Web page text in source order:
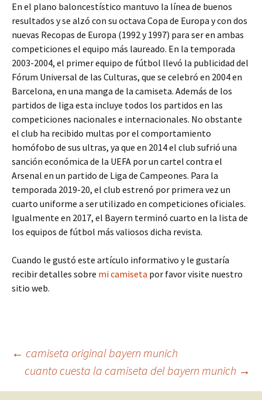
En el plano baloncestístico mantuvo la línea de buenos
resultados y se alzó con su octava Copa de Europa y con dos
nuevas Recopas de Europa (1992 y 1997) para ser en ambas
competiciones el equipo más laureado. En la temporada
2003-2004, el primer equipo de fútbol llevó la publicidad del
Fórum Universal de las Culturas, que se celebró en 2004 en
Barcelona, en una manga de la camiseta. Además de los
partidos de liga esta incluye todos los partidos en las
competiciones nacionales e internacionales. No obstante
el club ha recibido multas por el comportamiento
homófobo de sus ultras, ya que en 2014 el club sufrió una
sanción económica de la UEFA por un cartel contra el
Arsenal en un partido de Liga de Campeones. Para la
temporada 2019-20, el club estrenó por primera vez un
cuarto uniforme a ser utilizado en competiciones oficiales.
Igualmente en 2017, el Bayern terminó cuarto en la lista de
los equipos de fútbol más valiosos dicha revista.
Cuando le gustó este artículo informativo y le gustaría
recibir detalles sobre mi camiseta por favor visite nuestro
sitio web.
Navegación
← camiseta original bayern munich
cuanto cuesta la camiseta del bayern munich →